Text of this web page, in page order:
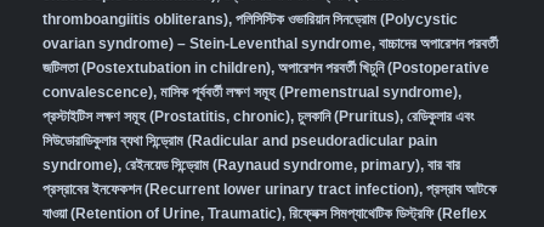
thromboangiitis obliterans), পলিসিস্টিক ওভারিয়ান সিনড্রোম (Polycystic
ovarian syndrome) – Stein-Leventhal syndrome, বাচ্চাদের অপারেশন পরবর্তী
জটিলতা (Postextubation in children), অপারেশন পরবর্তী খিচুনি (Postoperative
convalescence), মাসিক পূর্ববর্তী লক্ষণ সমূহ (Premenstrual syndrome),
প্রস্টাইটিস লক্ষণ সমূহ (Prostatitis, chronic), চুলকানি (Pruritus), রেডিকুলার এবং
সিউডোরাডিকুলার ব্যথা সিন্ড্রোম (Radicular and pseudoradicular pain
syndrome), রেইনয়েড সিন্ড্রোম (Raynaud syndrome, primary), বার বার
প্রস্রাবের ইনফেকশন (Recurrent lower urinary tract infection), প্রস্রাব আটকে
যাওয়া (Retention of Urine, Traumatic), রিফ্লেক্স সিমপ্যাথেটিক ডিস্ট্রফি (Reflex